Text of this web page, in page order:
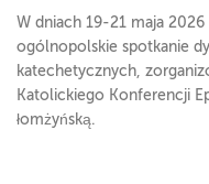
W dniach 19-21 maja
ogólnopolskie spotkanie
katechetycznych,
Katolickiego Konferencji
łomżyńską.